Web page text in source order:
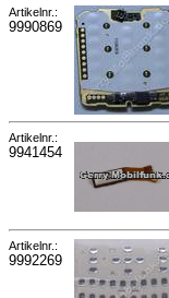
Artikelnr.:
9990869
Artikelnr.:
9941454
Artikelnr.:
9992269